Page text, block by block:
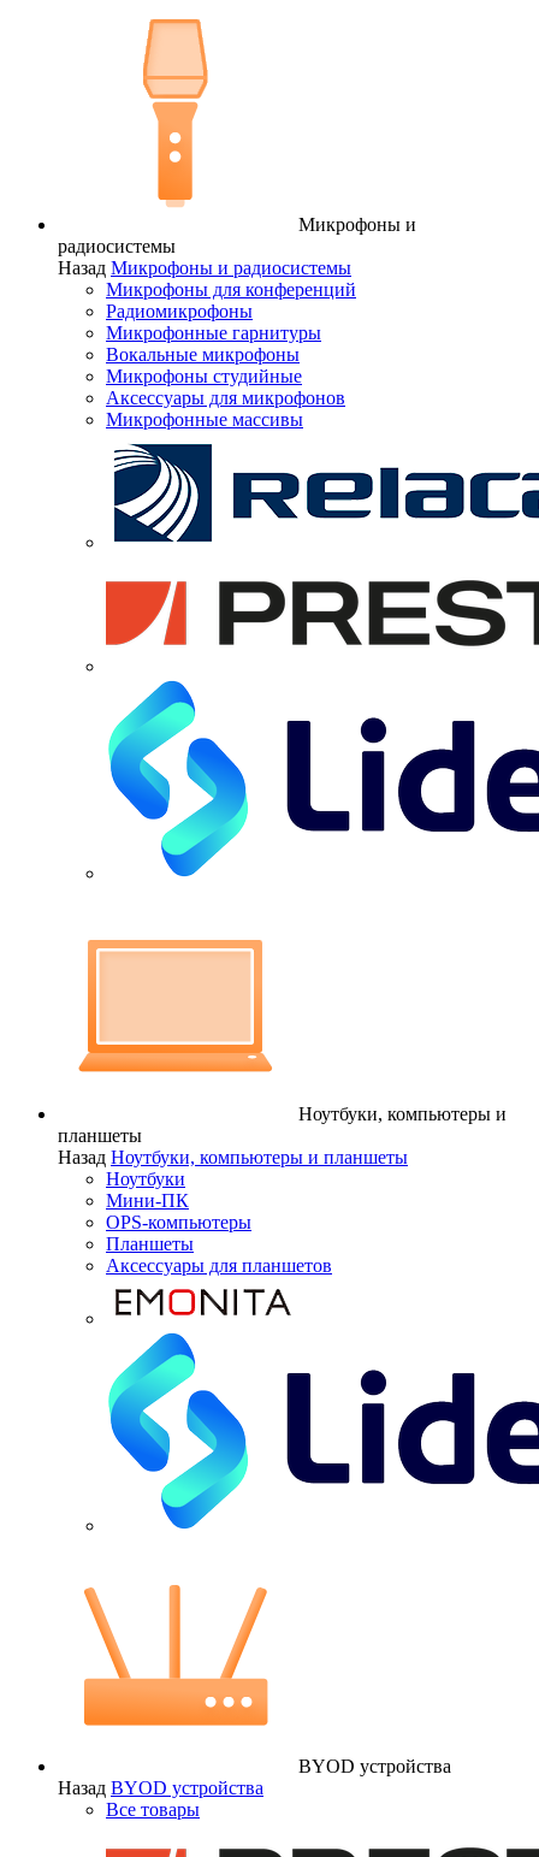
Микрофоны и
радиосистемы
Назад Микрофоны и радиосистемы
Микрофоны для конференций
Радиомикрофоны
Микрофонные гарнитуры
Вокальные микрофоны
Микрофоны студийные
Аксессуары для микрофонов
Микрофонные массивы
Ноутбуки, компьютеры и
планшеты
Назад Ноутбуки, компьютеры и планшеты
Ноутбуки
Мини-ПК
OPS-компьютеры
Планшеты
Аксессуары для планшетов
BYOD устройства
Назад BYOD устройства
Все товары